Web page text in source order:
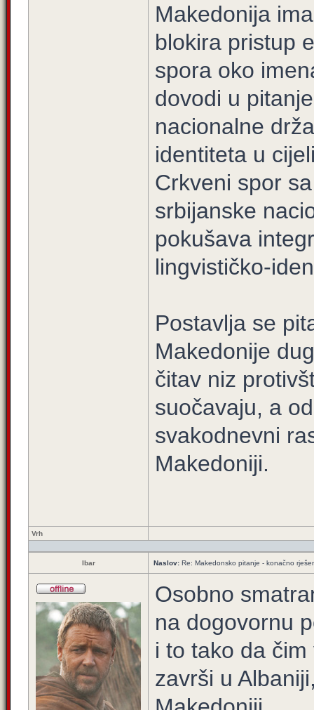
Makedonija
blokira pristup
spora oko
dovodi u
nacionalne
identiteta u
Crkveni spor
srbijanske
pokušava
lingvističko-
Postavlja se
Makedonije
čitav niz
suočavaju, a
svakodnevni
Makedoniji.
Vrh
Ibar Naslov: Re: Makedonsko pitanje - konačno
Osobno
na dogovornu
i to tako da
završi u